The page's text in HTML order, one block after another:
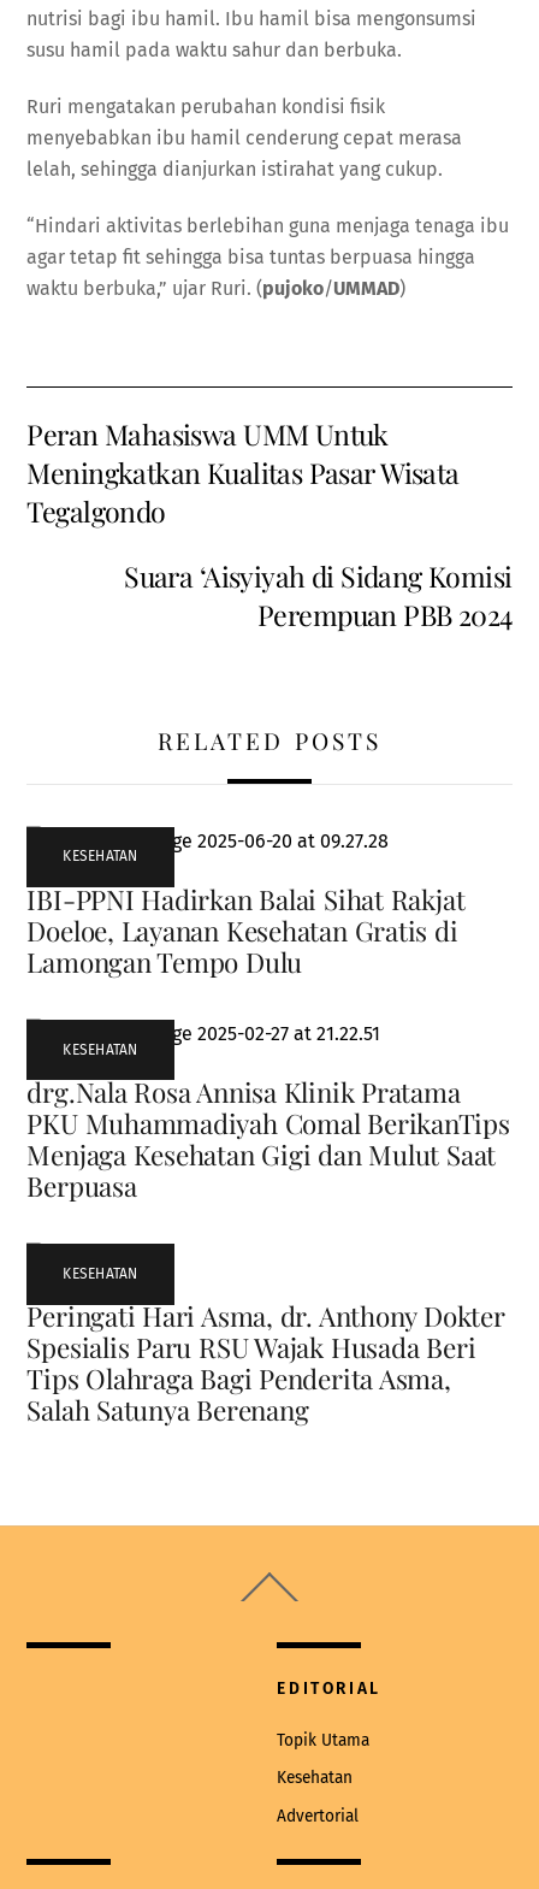
nutrisi bagi ibu hamil. Ibu hamil bisa mengonsumsi
susu hamil pada waktu sahur dan berbuka.
Ruri mengatakan perubahan kondisi fisik
menyebabkan ibu hamil cenderung cepat merasa
lelah, sehingga dianjurkan istirahat yang cukup.
“Hindari aktivitas berlebihan guna menjaga tenaga ibu
agar tetap fit sehingga bisa tuntas berpuasa hingga
waktu berbuka,” ujar Ruri. (pujoko/UMMAD)
Peran Mahasiswa UMM Untuk
Meningkatkan Kualitas Pasar Wisata
Tegalgondo
Suara ‘Aisyiyah di Sidang Komisi
Perempuan PBB 2024
RELATED POSTS
KESEHATAN
IBI-PPNI Hadirkan Balai Sihat Rakjat
Doeloe, Layanan Kesehatan Gratis di
Lamongan Tempo Dulu
KESEHATAN
drg.Nala Rosa Annisa Klinik Pratama
PKU Muhammadiyah Comal BerikanTips
Menjaga Kesehatan Gigi dan Mulut Saat
Berpuasa
KESEHATAN
Peringati Hari Asma, dr. Anthony Dokter
Spesialis Paru RSU Wajak Husada Beri
Tips Olahraga Bagi Penderita Asma,
Salah Satunya Berenang
To
EDITORIAL
Topik Utama
Kesehatan
Advertorial